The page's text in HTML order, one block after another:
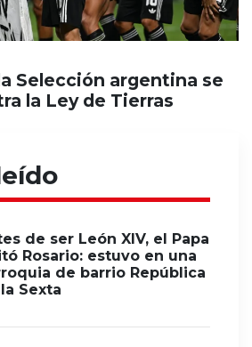
Selección argentina se
la Ley de Tierras
de ser León XIV, el Papa
Rosario: estuvo en una
de barrio República
Sexta